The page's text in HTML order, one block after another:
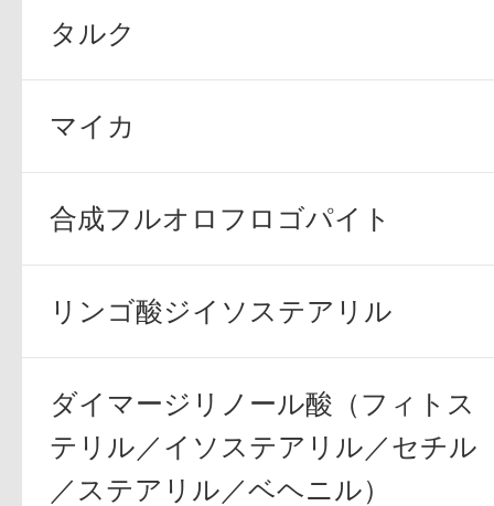
スキンケア人気ライン
ドレスリフト
タルク
マイカ
合成フルオロフロゴパイト
リンゴ酸ジイソステアリル
ダイマージリノール酸（フィトス
テリル／イソステアリル／セチル
／ステアリル／ベヘニル）